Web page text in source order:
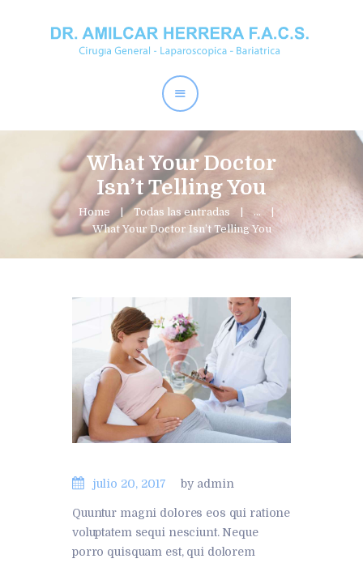
What Your Doctor
Isn’t Telling You
Home Todas las entradas
...
What Your Doctor Isn’t Telling You
Dr. Amílcar Herrera
Perder Peso
Procedimientos
Contactos
julio 20, 2017 by admin
Quuntur magni dolores eos qui ratione
voluptatem sequi nesciunt. Neque
porro quisquam est, qui dolorem